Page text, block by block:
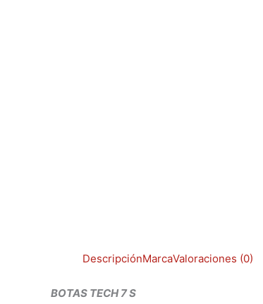
DescripciónMarcaValoraciones (0)
BOTAS TECH 7 S